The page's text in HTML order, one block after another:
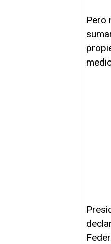
Pero